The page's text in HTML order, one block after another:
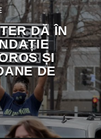
DĂ ÎN
ȘI
DE